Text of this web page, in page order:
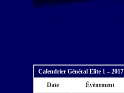
Calendrier Général Elite 1 – 2017
Date
Évènement